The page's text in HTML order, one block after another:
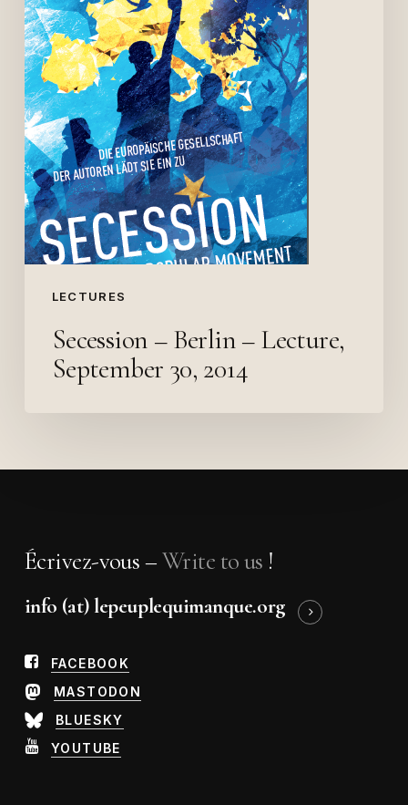
LECTURES
2014
Secession – Berlin – Lecture,
September 30, 2014
Écrivez-vous –Write to us !
info (at) lepeuplequimanque.org
FACEBOOK
MASTODON
BLUESKY
YOUTUBE